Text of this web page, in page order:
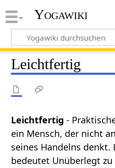
Yogawiki
Leichtfertig
Leichtfertig-
ein Mensch, der nicht
seines Handelns denkt.
bedeutet Unüberlegt